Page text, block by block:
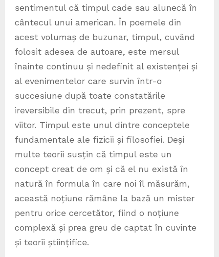
sentimentul că timpul cade sau alunecă în
cântecul unui american. În poemele din
acest volumaș de buzunar, timpul, cuvând
folosit adesea de autoare, este mersul
înainte continuu și nedefinit al existenței și
al evenimentelor care survin într-o
succesiune după toate constatările
ireversibile din trecut, prin prezent, spre
viitor. Timpul este unul dintre conceptele
fundamentale ale fizicii și filosofiei. Deși
multe teorii susțin că timpul este un
concept creat de om și că el nu există în
natură în formula în care noi îl măsurăm,
această noțiune rămâne la bază un mister
pentru orice cercetător, fiind o noțiune
complexă și prea greu de captat în cuvinte
și teorii științifice.